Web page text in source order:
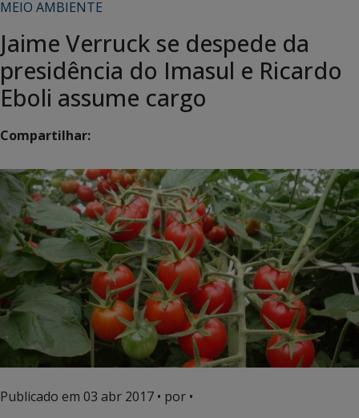
MEIO AMBIENTE
Jaime Verruck se despede da
presidência do Imasul e Ricardo
Eboli assume cargo
Compartilhar:
Publicado em 03 abr 2017 • por •